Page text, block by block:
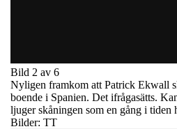
Bild 2 av 6
Nyligen framkom att Patrick Ekwall
boende i Spanien. Det ifrågasätts.
ljuger skåningen som en gång i tiden
Bilder: TT